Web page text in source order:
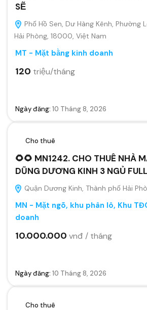
SẼ
Phố Hồ Sen, Dư Hàng Kênh, Phường
Hải Phòng, 18000, Việt Nam
MT - Mặt bằng kinh doanh
120 triệu/tháng
Ngày đăng: 10 Tháng 8, 2026
Cho thuê
🌻🌻 MN1242. CHO THUÊ NHÀ
DŨNG DƯƠNG KINH 3 NGỦ
Quận Dương Kinh, Thành phố Hải
MN - Mặt ngõ, khu phân lô, Khu
doanh
10.000.000 vnđ / tháng
Ngày đăng: 10 Tháng 8, 2026
Cho thuê